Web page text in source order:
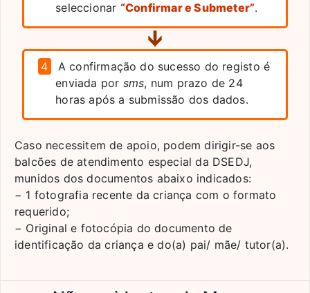
seleccionar “Confirmar e Submeter”.
4
A confirmação do sucesso do registo é
enviada por sms, num prazo de 24
horas após a submissão dos dados.
Caso necessitem de apoio, podem dirigir-se aos
balcões de atendimento especial da DSEDJ,
munidos dos documentos abaixo indicados:
− 1 fotografia recente da criança com o formato
requerido;
− Original e fotocópia do documento de
identificação da criança e do(a) pai/ mãe/ tutor(a).